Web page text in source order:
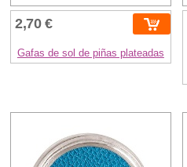
2,70 €
Gafas de sol de piñas plateadas